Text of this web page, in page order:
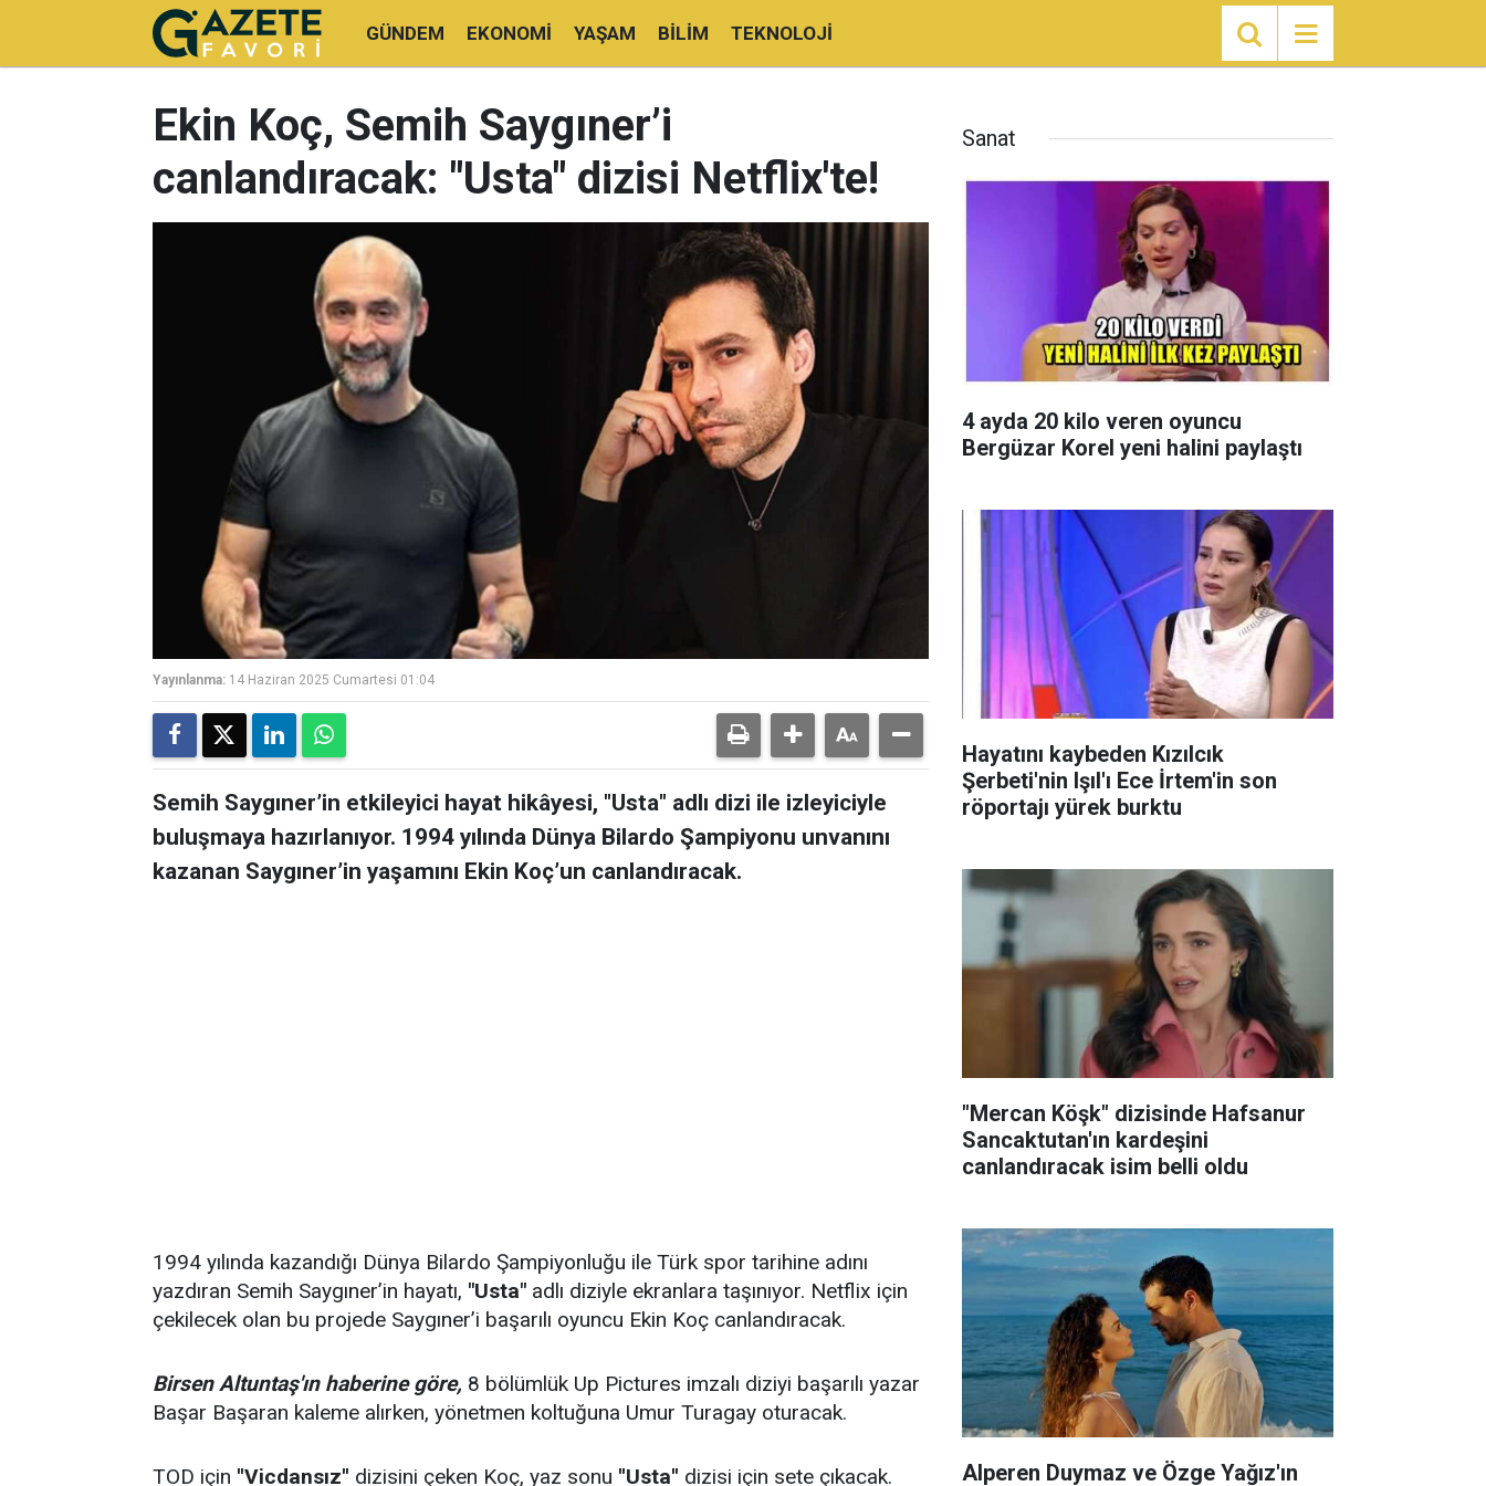
GÜNDEM EKONOMI YAŞAM BILIM TEKNOLOJI
Ekin Koç, Semih Saygıner’i
canlandıracak: "Usta" dizisi Netflix'te!
Yayınlanma: 14 Haziran 2025 Cumartesi 01:04
Semih Saygıner’in etkileyici hayat hikâyesi, "Usta" adlı dizi ile izleyiciyle
buluşmaya hazırlanıyor. 1994 yılında Dünya Bilardo Şampiyonu unvanını
kazanan Saygıner’in yaşamını Ekin Koç’un canlandıracak.
1994 yılında kazandığı Dünya Bilardo Şampiyonluğu ile Türk spor tarihine adını
yazdıran Semih Saygıner’in hayatı, "Usta" adlı diziyle ekranlara taşınıyor. Netflix için
çekilecek olan bu projede Saygıner’i başarılı oyuncu Ekin Koç canlandıracak.
Birsen Altuntaş'ın haberine göre, 8 bölümlük Up Pictures imzalı diziyi başarılı yazar
Başar Başaran kaleme alırken, yönetmen koltuğuna Umur Turagay oturacak.
TOD için ''Vicdansız'' dizisini çeken Koç, yaz sonu ''Usta'' dizisi için sete çıkacak.
Sanat
4 ayda 20 kilo veren oyuncu
Bergüzar Korel yeni halini paylaştı
Hayatını kaybeden Kızılcık
Şerbeti'nin Işıl'ı Ece İrtem'in son
röportajı yürek burktu
"Mercan Köşk" dizisinde Hafsanur
Sancaktutan'ın kardeşini
canlandıracak isim belli oldu
Alperen Duymaz ve Özge Yağız'ın